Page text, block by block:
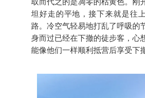
坦好走的平地，接下来就是往
路。冷空气轻易地打乱了呼吸的
身而过已经在下撤的徒步客，心
能像他们一样顺利抵营后享受下